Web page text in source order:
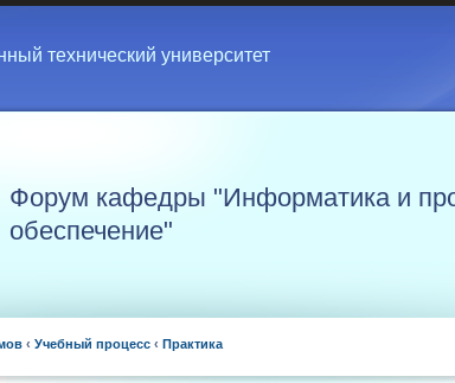
технический университет
Форум кафедры "Информатика и
обеспечение"
‹ Учебный процесс ‹ Практика